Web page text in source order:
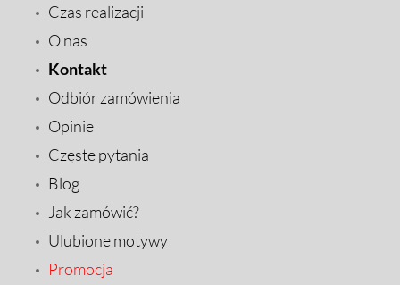
Czas realizacji
O nas
Kontakt
Odbiór zamówienia
Opinie
Częste pytania
Blog
Jak zamówić?
Ulubione motywy
Promocja